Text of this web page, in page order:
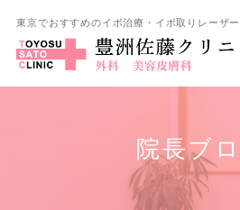
東京でおすすめのイボ治療・イボ取りレーザー
院長ブ